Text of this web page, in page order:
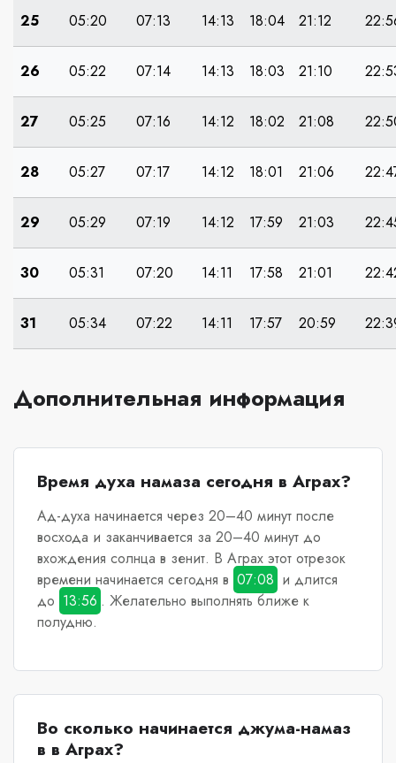
25 05:20 07:13 14:13 18:04 21:12
26 05:22 07:14 14:13 18:03 21:10
27 05:25 07:16 14:12 18:02 21:08
28 05:27 07:17 14:12 18:01 21:06
29 05:29 07:19 14:12 17:59 21:03
30 05:31 07:20 14:11 17:58 21:01
31 05:34 07:22 14:11 17:57 20:59
Дополнительная информация
Время духа намаза сегодня в Аграх?
Ад-духа начинается через 20–40 минут после
восхода и заканчивается за 20–40 минут до
вхождения солнца в зенит. В Аграхэтот отрезок
времени начинается сегодня в 07:08 и длится
до 13:56 . Желательно выполнять ближе к
полудню.
Во сколько начинается джума-намаз
в в Аграх?